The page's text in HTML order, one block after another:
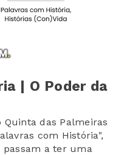
| O Poder da
das Palmeiras
com História",
passam a ter uma